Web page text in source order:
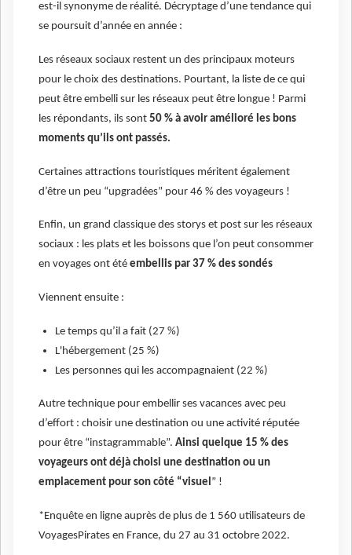
est-il synonyme de réalité. Décryptage d’une tendance qui
se poursuit d’année en année :
Les réseaux sociaux restent un des principaux moteurs
pour le choix des destinations. Pourtant, la liste de ce qui
peut être embelli sur les réseaux peut être longue ! Parmi
les répondants, ils sont 50 % à avoir amélioré les bons
moments qu’ils ont passés.
Certaines attractions touristiques méritent également
d’être un peu “upgradées” pour 46 % des voyageurs !
Enfin, un grand classique des storys et post sur les réseaux
sociaux : les plats et les boissons que l’on peut consommer
en voyages ont été embellis par 37 % des sondés
Viennent ensuite :
Le temps qu’il a fait (27 %)
L'hébergement (25 %)
Les personnes qui les accompagnaient (22 %)
Autre technique pour embellir ses vacances avec peu
d’effort : choisir une destination ou une activité réputée
pour être “instagrammable”. Ainsi quelque 15 % des
voyageurs ont déjà choisi une destination ou un
emplacement pour son côté “visuel ” !
*Enquête en ligne auprès de plus de 1 560 utilisateurs de
VoyagesPirates en France, du 27 au 31 octobre 2022.